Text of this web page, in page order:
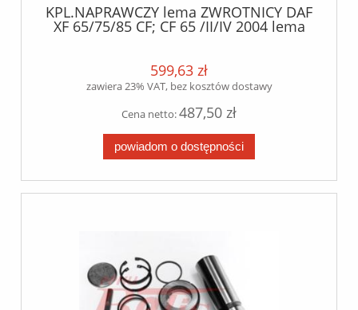
KPL.NAPRAWCZY lema ZWROTNICY DAF
XF 65/75/85 CF; CF 65 /II/IV 2004 lema
599,63 zł
zawiera 23% VAT, bez kosztów dostawy
Cena netto:487,50 zł
powiadom o dostępności